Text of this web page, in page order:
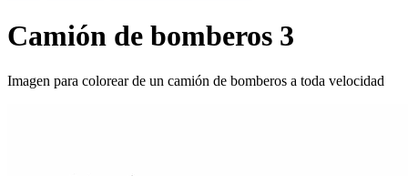
Camión de bomberos 3
Imagen para colorear de un camión de bomberos a toda velocidad